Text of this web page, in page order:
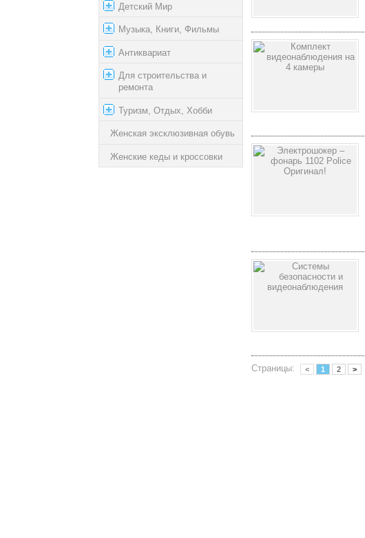
Детский Мир
Музыка, Книги, Фильмы
Антиквариат
Для строительства и
ремонта
Туризм, Отдых, Хобби
Женская эксклюзивная обувь
Женские кеды и кроссовки
Страницы: < 1 2 >